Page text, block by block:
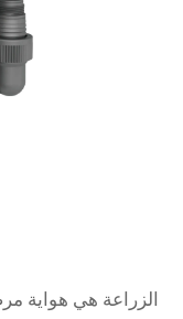
الزراعة هي هواية